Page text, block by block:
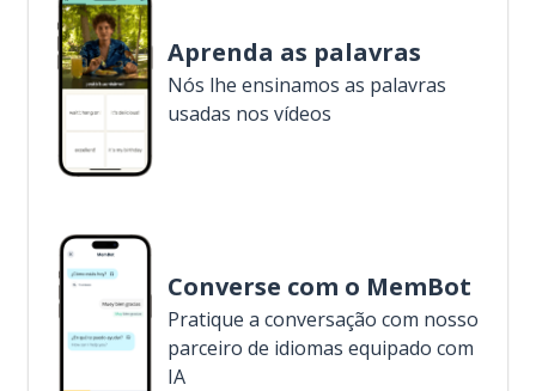
Aprenda as palavras
Nós lhe ensinamos as palavras
usadas nos vídeos
Converse com o MemBot
Pratique a conversação com nosso
parceiro de idiomas equipado com
IA